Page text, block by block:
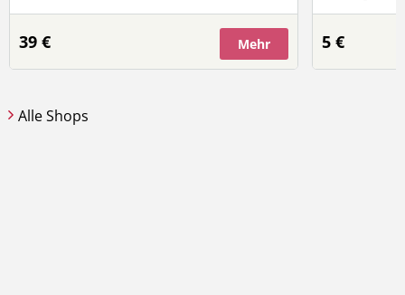
(Maschinenwäsche) Ein zeitloses
Kleidungsstück, das nicht nur wärmt,
sondern auch mit seinem aufwendigen
Muster begeistert. Ideal für besondere
39 € Mehr
ganz besonders
meine
werden? Mal
charmant
5 €
Alle Shops